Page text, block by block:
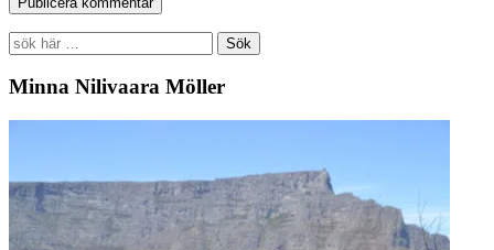
Search
for:
Minna Nilivaara Möller